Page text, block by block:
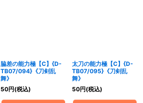
脇差の能力極【C】{D-
TB07/094}《刀剣乱
舞》
50円(税込)
太刀の能力極【C】{D-
TB07/095}《刀剣乱
舞》
50円(税込)